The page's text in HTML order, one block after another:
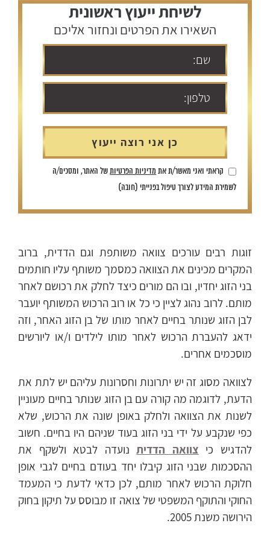
זוגות רבים עורכים צוואה משותפת וגם הדדית, ברוב
המקרים מכינים את הצוואה כמסמך משותף עליו חותמים
בני הזוג יחדיו, ובו הם מורים כיצד לחלק את רכושם לאחר
מותם. לרוב נהוג לציין כי כל או רוב הרכוש המשותף יועבר
לבן הזוג שנותר בחיים לאחר מותו של בן הזוג האחר, וזה
ידאג להעברת הרכוש לאחר מותו לילדים ו/או ליורשים
מוסכמים אחרים.
לצוואה מסוג זה יש יתרונות וחסרונות עליהם יש לתת את
הדעת, לדוגמה מה קורה עם בן הזוג שנותר בחיים מעוניין
לשנות את הצוואה ולחלק באופן שונה את הרכוש, שלא
כפי שנקבע על ידי בני הזוג בעוד שניהם היו בחיים. חשוב
להדגיש כי צוואה הדדיתנועדה לבטא ולשקף את
ההסכמות שבני הזוג קיבלו יחד בעודם בחיים לגבי אופן
חלוקת הרכוש לאחר מותם, לכן כדאי לדעת כי המעמד
החוקי והתוקף המשפטי של צואה זו מבוסס על תיקון בחוק
הירושה משנת 2005.
לשיחת ייעוץ ראשונית
השאירו את הפרטים ונחזור אליכם
קראתי ואני מאשר/ת את מדיניות הפרטיותשל האתר, ומסכים/ה
לשמירת המידע לצורך טיפול בפנייתי (חובה)